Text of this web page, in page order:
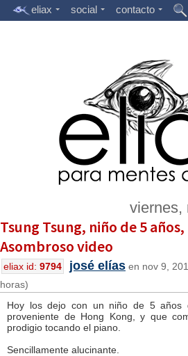
eliax social contacto
viernes,
Tsung Tsung, niño de 5
Asombroso video
eliax id: 9794 josé elías en nov 9,
horas)
Hoy los dejo con un niño de 5 años
proveniente de Hong Kong, y que
prodigio tocando el piano.
Sencillamente alucinante.